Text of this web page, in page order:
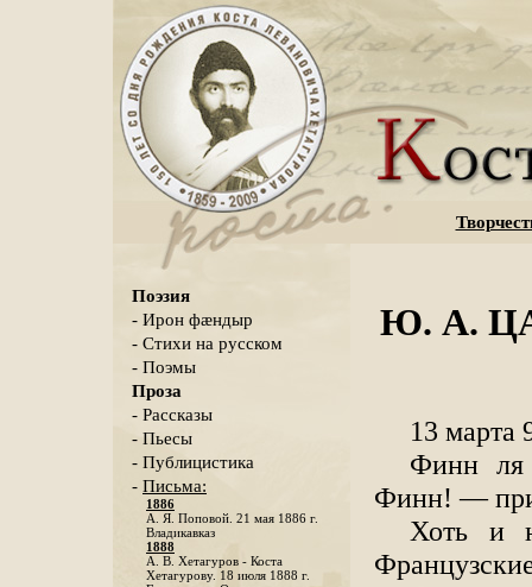
Поэзия
- Ирон фæндыр
- Стихи на русском
- Поэмы
Проза
- Рассказы
- Пьесы
- Публицистика
- Письма:
1886
А. Я. Поповой. 21 мая 1886 г.
Владикавказ
1888
A. В. Хетагуров - Коста
Хетагурову. 18 июля 1888 г.
Ю. А.
13 марта
Финн ля
Финн! —
Хоть и